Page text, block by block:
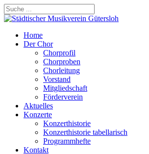
Skip
to
content
Close
search
Menu
Home
Der Chor
Chorprofil
Chorproben
Chorleitung
Vorstand
Mitgliedschaft
Förderverein
Aktuelles
Konzerte
Konzerthistorie
Konzerthistorie tabellarisch
Programmhefte
Kontakt